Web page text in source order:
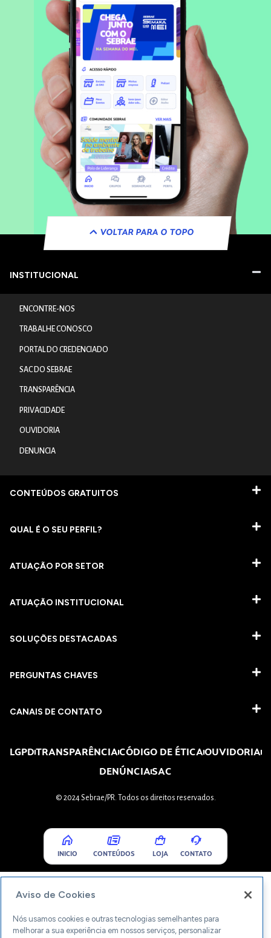
VOLTAR PARA O TOPO
INSTITUCIONAL
ENCONTRE-NOS
TRABALHE CONOSCO
PORTAL DO CREDENCIADO
SAC DO SEBRAE
TRANSPARÊNCIA
PRIVACIDADE
OUVIDORIA
DENUNCIA
CONTEÚDOS GRATUITOS
QUAL É O SEU PERFIL?
ATUAÇÃO POR SETOR
ATUAÇÃO INSTITUCIONAL
SOLUÇÕES DESTACADAS
PERGUNTAS CHAVES​
CANAIS DE CONTATO
LGPDTRANSPARÊNCIACÓDIGO DE ÉTICAOUVIDORIA
DENÚNCIASAC
© 2024 Sebrae/PR. Todos os direitos reservados.
INICIO CONTEÚDOS LOJA CONTATO
Aviso de Cookies
Nós usamos cookies e outras tecnologias semelhantes para
melhorar a sua experiência em nossos serviços, personalizar